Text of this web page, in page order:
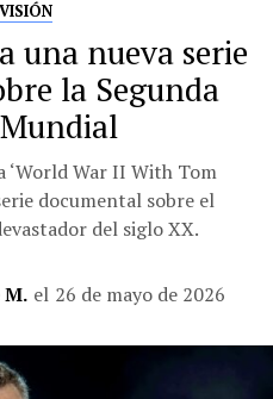
una nueva serie
la Segunda
War II With Tom
documental sobre el
del siglo XX.
M. el 26 de mayo de 2026